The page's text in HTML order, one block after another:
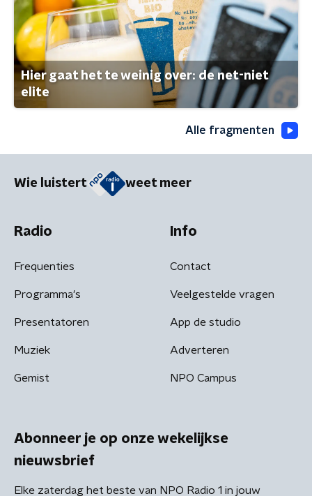
Hier gaat het te weinig over: de net-niet
elite
Alle fragmenten
Wie luistert weet meer
Radio
Frequenties
Programma's
Presentatoren
Muziek
Gemist
Info
Contact
Veelgestelde vragen
App de studio
Adverteren
NPO Campus
Abonneer je op onze wekelijkse
nieuwsbrief
Elke zaterdag het beste van NPO Radio 1 in jouw